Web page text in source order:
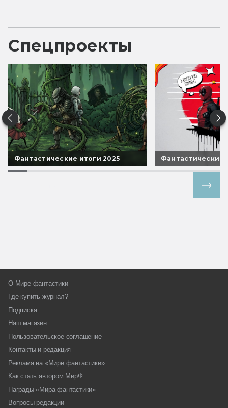
Спецпроекты
Фантастические итоги 2025 Фантастические
О Мире фантастики
Где купить журнал?
Подписка
Наш магазин
Пользовательское соглашение
Контакты и редакция
Реклама на «Мире фантастики»
Как стать автором МирФ
Награды «Мира фантастики»
Вопросы редакции